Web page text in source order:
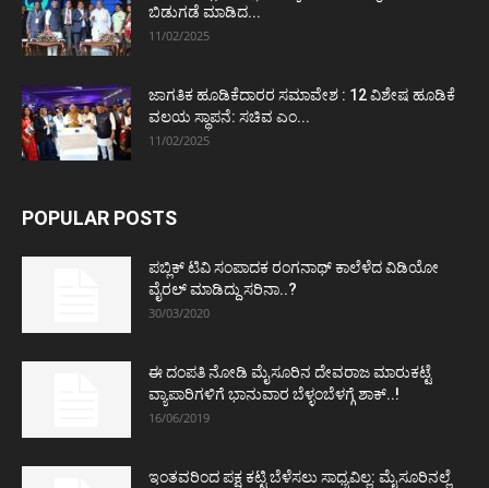
ಬಿಡುಗಡೆ ಮಾಡಿದ...
11/02/2025
ಜಾಗತಿಕ ಹೂಡಿಕೆದಾರರ ಸಮಾವೇಶ : 12 ವಿಶೇಷ ಹೂಡಿಕೆ
ವಲಯ ಸ್ಥಾಪನೆ: ಸಚಿವ ಎಂ...
11/02/2025
POPULAR POSTS
ಪಬ್ಲಿಕ್ ಟಿವಿ ಸಂಪಾದಕ ರಂಗನಾಥ್ ಕಾಲೆಳೆದ ವಿಡಿಯೋ
ವೈರಲ್ ಮಾಡಿದ್ದು ಸರಿನಾ..?
30/03/2020
ಈ ದಂಪತಿ ನೋಡಿ ಮೈಸೂರಿನ ದೇವರಾಜ ಮಾರುಕಟ್ಟೆ
ವ್ಯಾಪಾರಿಗಳಿಗೆ ಭಾನುವಾರ ಬೆಳ್ಳಂಬೆಳಗ್ಗೆ ಶಾಕ್..!
16/06/2019
ಇಂತವರಿಂದ ಪಕ್ಷ ಕಟ್ಟಿ ಬೆಳೆಸಲು ಸಾಧ್ಯವಿಲ್ಲ: ಮೈಸೂರಿನಲ್ಲೆ